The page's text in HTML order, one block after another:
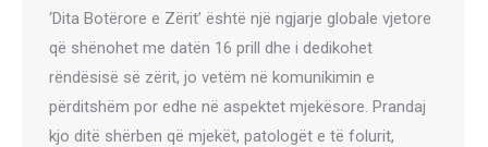
‘Dita Botërore e Zërit’ është një ngjarje globale vjetore
që shënohet me datën 16 prill dhe i dedikohet
rëndësisë së zërit, jo vetëm në komunikimin e
përditshëm por edhe në aspektet mjekësore. Prandaj
kjo ditë shërben që mjekët, patologët e të folurit,